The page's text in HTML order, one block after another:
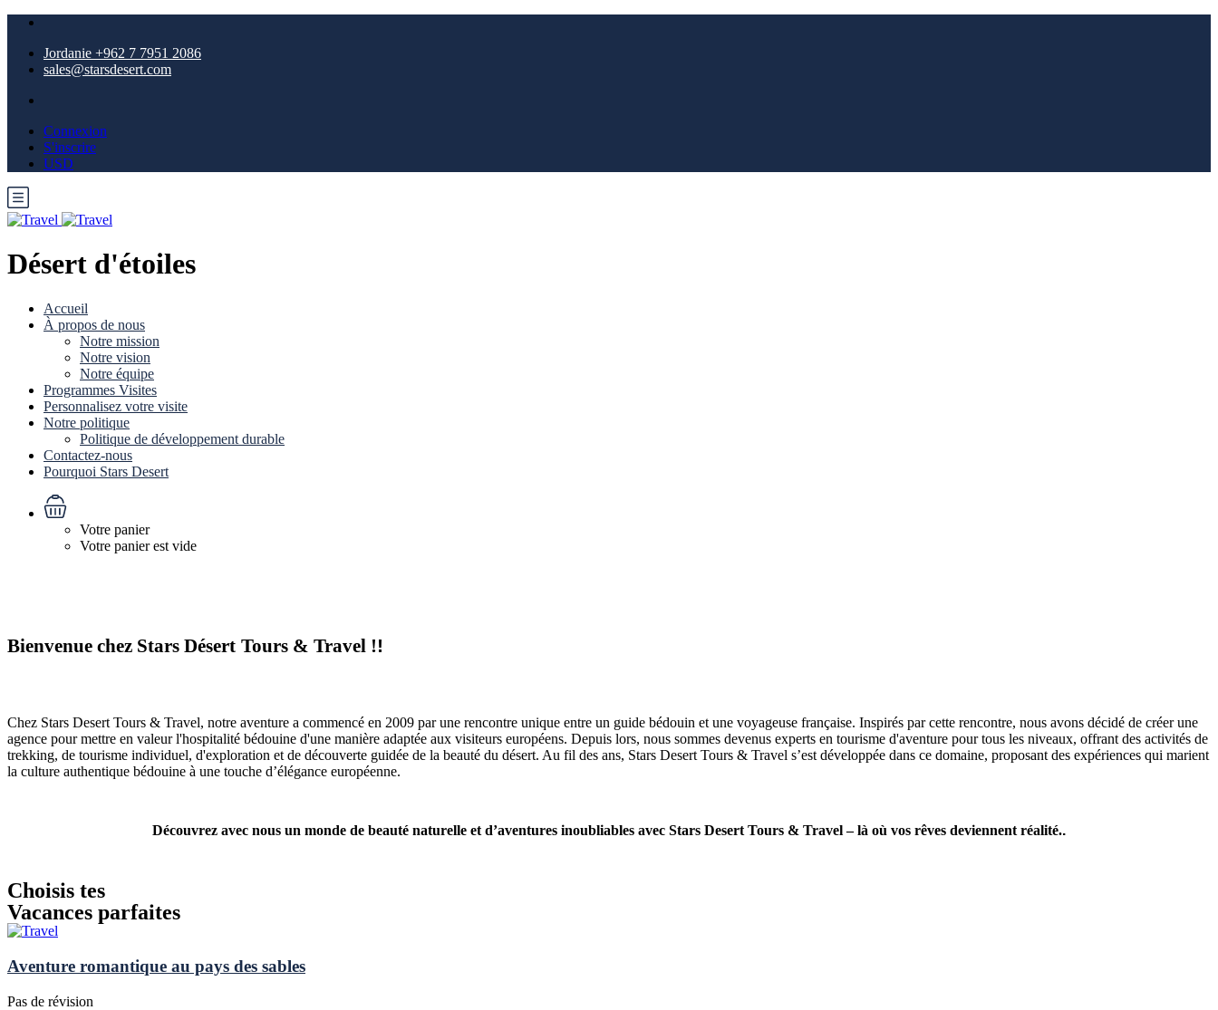
Jordanie +962 7 7951 2086
sales@starsdesert.com
Connexion
S'inscrire
USD
Désert d'étoiles
Accueil
À propos de nous
Notre mission
Notre vision
Notre équipe
Programmes Visites
Personnalisez votre visite
Notre politique
Politique de développement durable
Contactez-nous
Pourquoi Stars Desert
Votre panier
Votre panier est vide
Bienvenue chez Stars Désert Tours & Travel !!
Chez Stars Desert Tours & Travel, notre aventure a commencé en 2009 par une rencontre unique entre un guide bédouin et une voyageuse française. Inspirés par cette rencontre, nous avons décidé de créer une
agence pour mettre en valeur l'hospitalité bédouine d'une manière adaptée aux visiteurs européens. Depuis lors, nous sommes devenus experts en tourisme d'aventure pour tous les niveaux, offrant des activités de
trekking, de tourisme individuel, d'exploration et de découverte guidée de la beauté du désert. Au fil des ans, Stars Desert Tours & Travel s’est développée dans ce domaine, proposant des expériences qui marient
la culture authentique bédouine à une touche d’élégance européenne.
Découvrez avec nous un monde de beauté naturelle et d’aventures inoubliables avec Stars Desert Tours & Travel – là où vos rêves deviennent réalité..
Choisis tes
Vacances parfaites
Aventure romantique au pays des sables
Pas de révision